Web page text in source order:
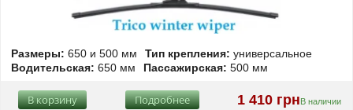
Размеры: 650 и 500 мм Тип крепления: универсальное
Водительская: 650 мм Пассажирская: 500 мм
1 410 грнВ наличии
Подробнее
В корзину